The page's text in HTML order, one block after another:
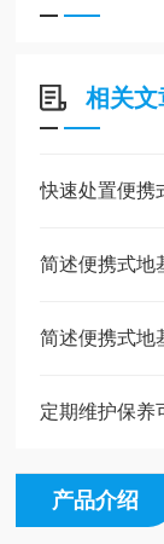
相关文
简述便携式地
定期维护保养
产品介绍